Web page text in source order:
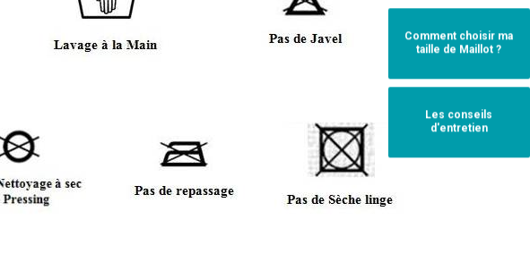
Comment choisir ma
taille de Maillot ?
Les conseils
d'entretien